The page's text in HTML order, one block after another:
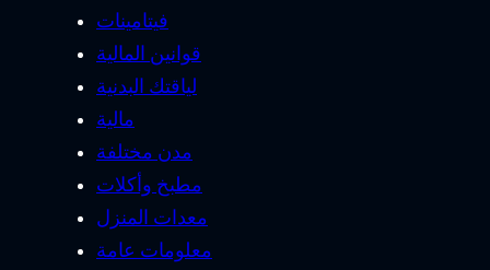
فيتامينات
قوانين المالية
لياقتك البدنية
مالية
مدن مختلفة
مطبخ وأكلات
معدات المنزل
معلومات عامة